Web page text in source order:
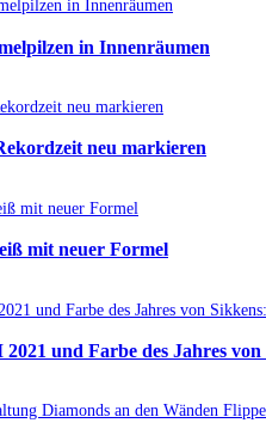
in Innenräumen
neu markieren
mit neuer Formel
und Farbe des Jahres